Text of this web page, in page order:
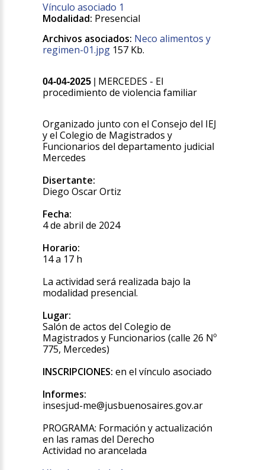
Vínculo asociado 1
Modalidad: Presencial
Archivos asociados: Neco alimentos y
regimen-01.jpg 157 Kb.
04-04-2025
MERCEDES - El
procedimiento de violencia familiar
Organizado junto con el Consejo del IEJ
y el Colegio de Magistrados y
Funcionarios del departamento judicial
Mercedes
Disertante:
Diego Oscar Ortiz
Fecha:
4 de abril de 2024
Horario:
14 a 17 h
La actividad será realizada bajo la
modalidad presencial.
Lugar:
Salón de actos del Colegio de
Magistrados y Funcionarios (calle 26 Nº
775, Mercedes)
INSCRIPCIONES:en el vínculo asociado
Informes:
insesjud-me@jusbuenosaires.gov.ar
PROGRAMA: Formación y actualización
en las ramas del Derecho
Actividad no arancelada